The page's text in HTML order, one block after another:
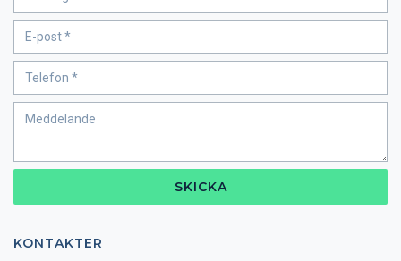
SKICKA
KONTAKTER